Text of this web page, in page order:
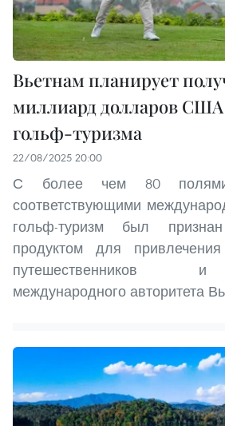
Вьетнам планирует
миллиард долларов США
гольф-туризма
22/08/2025 20:00
С более чем 80
соответствующими
гольф-туризм был признан
продуктом для
путешественников
международного авторитета